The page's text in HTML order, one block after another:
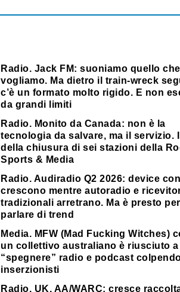
Radio. Jack FM: suoniamo quello che
vogliamo. Ma dietro il train-wreck
c’è un formato molto rigido. E non
da grandi limiti
Radio. Monito da Canada: non è la
tecnologia da salvare, ma il servizio.
della chiusura di sei stazioni della
Sports & Media
Radio. Audiradio Q2 2026: device
crescono mentre autoradio e
tradizionali arretrano. Ma è presto per
parlare di trend
Media. MFW (Mad Fucking Witches)
un collettivo australiano è riusciuto a
“spegnere” radio e podcast
inserzionisti
Radio. UK, AA/WARC: cresce